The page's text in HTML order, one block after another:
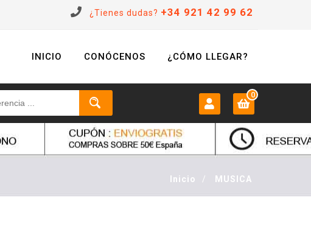
¿Tienes dudas? +34 921 42 99 62
INICIO CONÓCENOS ¿CÓMO LLEGAR?
MI CUENTA:
0
0 €
Inicio / MUSICA